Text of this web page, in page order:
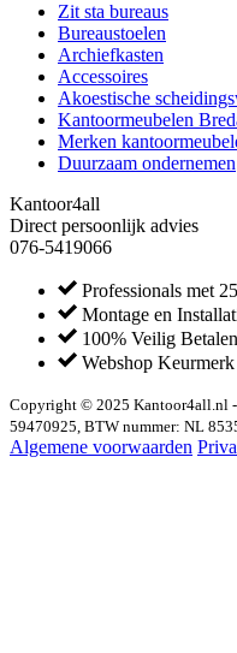
Zit sta bureaus
Bureaustoelen
Archiefkasten
Accessoires
Akoestische
Kantoormeubelen
Merken
Duurzaam ondernemen
Kantoor4all
Direct persoonlijk advies
076-5419066
Professionals met
Montage en
100% Veilig Betalen
Webshop Keurmerk
Copyright © 2025 Kantoor4all.nl -
59470925, BTW nummer: NL
Algemene voorwaarden